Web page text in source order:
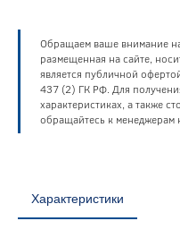
Обращаем ваше внимание
размещенная на сайте,
является публичной
437 (2) ГК РФ. Для
характеристиках, а также
обращайтесь к
Характеристики